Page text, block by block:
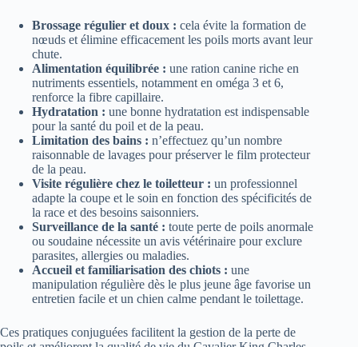
Brossage régulier et doux : cela évite la formation de
nœuds et élimine efficacement les poils morts avant leur
chute.
Alimentation équilibrée : une ration canine riche en
nutriments essentiels, notamment en oméga 3 et 6,
renforce la fibre capillaire.
Hydratation : une bonne hydratation est indispensable
pour la santé du poil et de la peau.
Limitation des bains : n’effectuez qu’un nombre
raisonnable de lavages pour préserver le film protecteur
de la peau.
Visite régulière chez le toiletteur : un professionnel
adapte la coupe et le soin en fonction des spécificités de
la race et des besoins saisonniers.
Surveillance de la santé : toute perte de poils anormale
ou soudaine nécessite un avis vétérinaire pour exclure
parasites, allergies ou maladies.
Accueil et familiarisation des chiots : une
manipulation régulière dès le plus jeune âge favorise un
entretien facile et un chien calme pendant le toilettage.
Ces pratiques conjuguées facilitent la gestion de la perte de